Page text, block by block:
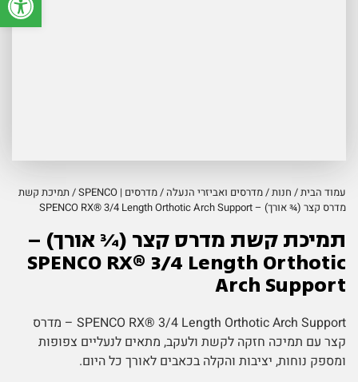
עמוד הבית/ חנות/מדרסים ואביזרי הנעלה /מדרסים | SPENCO
/ תמיכת קשת
מדרס קצר (¾ אורך) – SPENCO RX® 3/4 Length Orthotic Arch Support
תמיכת קשת מדרס קצר (¾ אורך) –
SPENCO RX® 3/4 Length Orthotic
Arch Support
SPENCO RX® 3/4 Length Orthotic Arch Support – מדרס
קצר עם תמיכה חזקה לקשת ולעקב, מתאים לנעליים צפופות
ומספק נוחות, יציבות והקלה בכאבים לאורך כל היום.